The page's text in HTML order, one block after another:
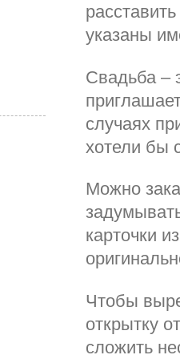
указаны
Свадьба –
случаях
хотели бы
Можно
карточки
Чтобы
открытку
сложить